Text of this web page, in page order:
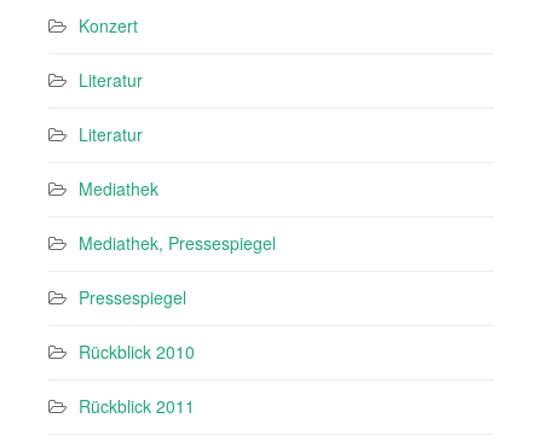
Konzert
Literatur
Literatur
Mediathek
Mediathek, Pressespiegel
Pressespiegel
Rückblick 2010
Rückblick 2011